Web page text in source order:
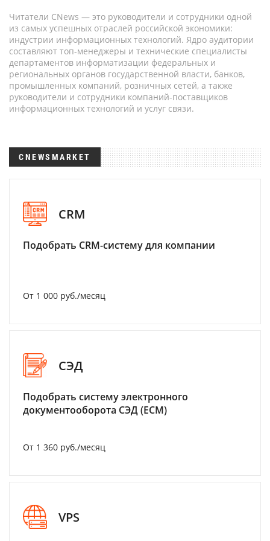
Читатели CNews — это руководители и сотрудники одной
из самых успешных отраслей российской экономики:
индустрии информационных технологий. Ядро аудитории
составляют топ-менеджеры и технические специалисты
департаментов информатизации федеральных и
региональных органов государственной власти, банков,
промышленных компаний, розничных сетей, а также
руководители и сотрудники компаний-поставщиков
информационных технологий и услуг связи.
CNEWSMARKET
CRM
Подобрать CRM-систему для компании
От 1 000 руб./месяц
СЭД
Подобрать систему электронного
документооборота СЭД (ECM)
От 1 360 руб./месяц
VPS